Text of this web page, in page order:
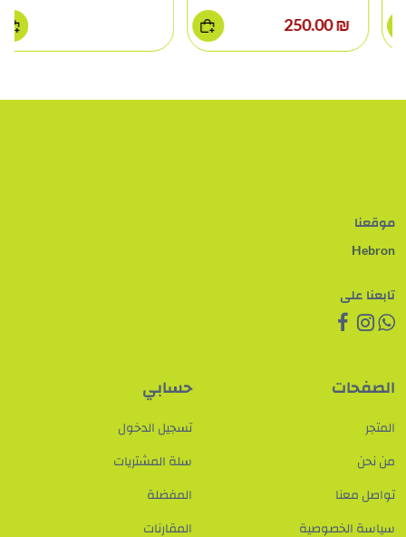
موقعنا
Hebron
تابعنا على
الصفحات
المتجر
من نحن
تواصل معنا
سياسة الخصوصية
حسابي
تسجيل الدخول
سلة المشتريات
المفضلة
المقارنات